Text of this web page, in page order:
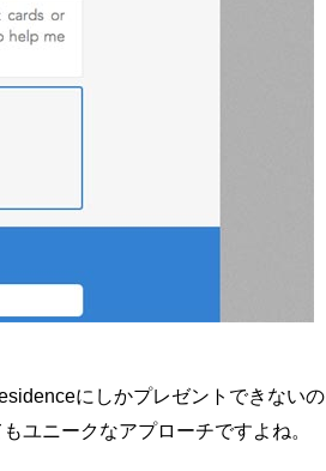
にしかプレゼントできないの
ユニークなアプローチですよね。